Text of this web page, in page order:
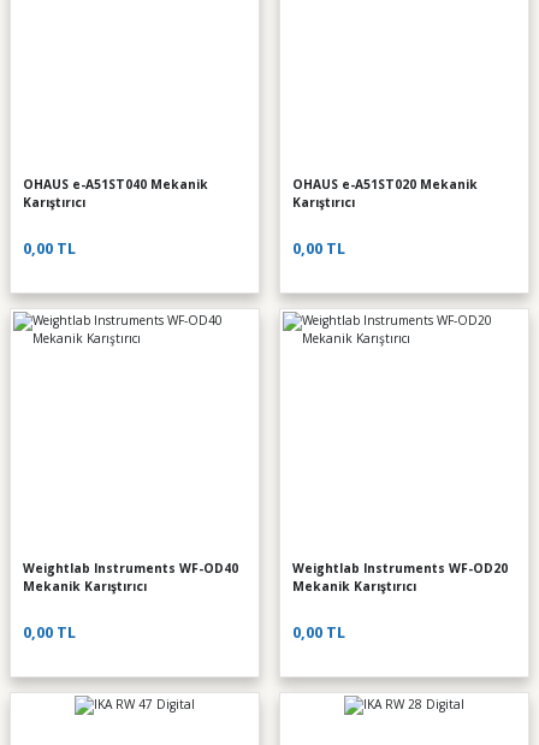
OHAUS e-A51ST040 Mekanik
Karıştırıcı
0,00 TL
OHAUS e-A51ST020 Mekanik
Karıştırıcı
0,00 TL
Weightlab Instruments WF-OD40
Mekanik Karıştırıcı
0,00 TL
Weightlab Instruments WF-OD20
Mekanik Karıştırıcı
0,00 TL